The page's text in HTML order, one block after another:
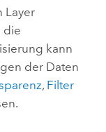
Layer
die
kann
der Daten
, Filter